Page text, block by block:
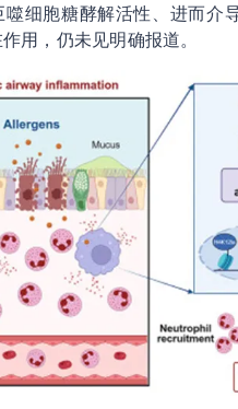
噬细胞糖酵解活性、进而介
用，仍未见明确报道。